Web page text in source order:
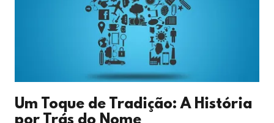
Um Toque de Tradição: A História